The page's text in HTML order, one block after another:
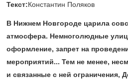
Текст:Константин Поляков
В Нижнем Новгороде царила
атмосфера. Немноголюдные
оформление, запрет на
мероприятий... Тем не менее,
и связанные с ней ограничения,